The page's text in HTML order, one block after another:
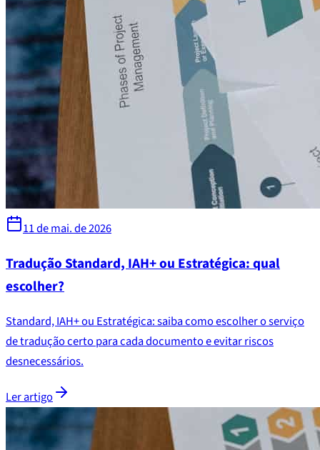
11 de mai. de 2026
Tradução Standard, IAH+ ou Estratégica: qual
escolher?
Standard, IAH+ ou Estratégica: saiba como escolher o serviço
de tradução certo para cada documento e evitar riscos
desnecessários.
Ler artigo